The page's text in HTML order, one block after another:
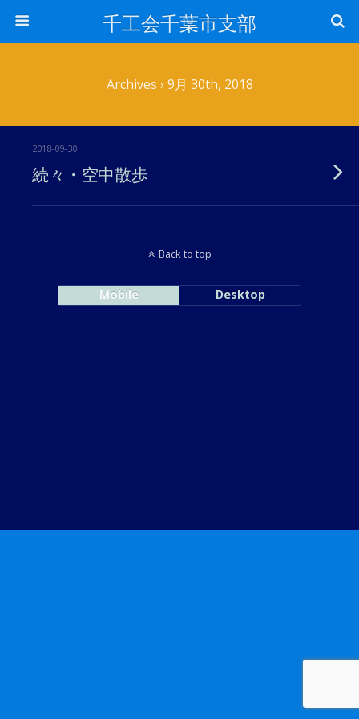
千工会千葉市支部
Archives › 9月 30th, 2018
2018-09-30
続々・空中散歩
Back to top
Mobile Desktop